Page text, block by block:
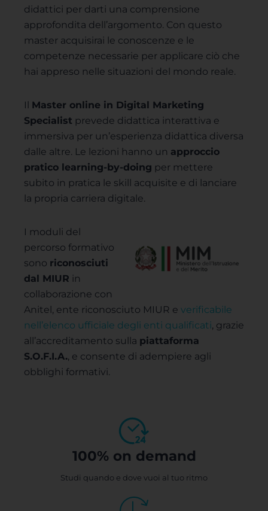
didattici per darti una comprensione
approfondita dell’argomento. Con questo
master acquisirai le conoscenze e le
competenze necessarie per applicare ciò che
hai appreso nelle situazioni del mondo reale.
Il Master online in Digital Marketing
Specialist prevede didattica interattiva e
immersiva per un’esperienza didattica diversa
dalle altre. Le lezioni hanno un approccio
pratico learning-by-doing per mettere
subito in pratica le skill acquisite e di lanciare
la propria carriera digitale.
I moduli del
percorso formativo
sono riconosciuti
dal MIUR in
collaborazione con
Anitel, ente riconosciuto MIUR e verificabile
nell’elenco ufficiale degli enti qualificati, grazie
all’accreditamento sulla piattaforma
S.O.F.I.A., e consente di adempiere agli
obblighi formativi.
100% on demand
Studi quando e dove vuoi al tuo ritmo